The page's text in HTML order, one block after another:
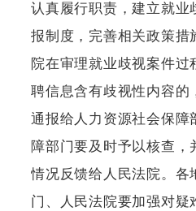
认真履行职责，建立就业
报制度，完善相关政策措
院在审理就业歧视案件过
聘信息含有歧视性内容的
通报给人力资源社会保障
障部门要及时予以核查，
情况反馈给人民法院。各
门、人民法院要加强对疑